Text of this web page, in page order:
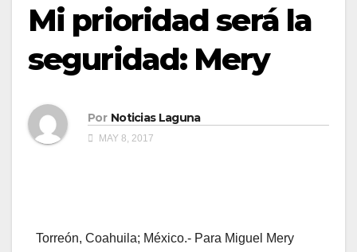
Mi prioridad será la
seguridad: Mery
Por Noticias Laguna
MAY 8, 2017
Torreón, Coahuila; México.- Para Miguel Mery